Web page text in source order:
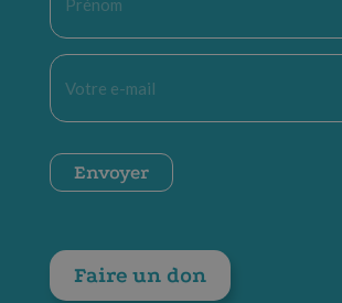
E-
mail
CAPTCHA
Envoyer
Faire un don